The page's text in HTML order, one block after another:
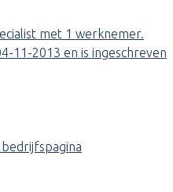
met 1 werknemer.
11-2013 en is ingeschreven